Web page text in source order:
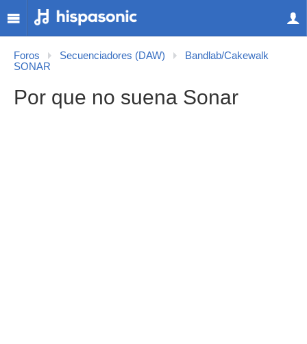
Foros Secuenciadores (DAW)
Bandlab/Cakewalk
SONAR
Por que no suena Sonar